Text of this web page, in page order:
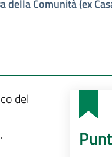
della Comunità (ex
del